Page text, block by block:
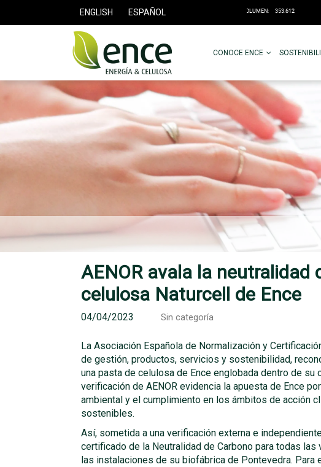
ENGLISH ESPAÑOL
CONOCE ENCE
AENOR avala la neutralidad
celulosa Naturcell de Ence
04/04/2023 Sin categoría
La Asociación Española de Normalización y
de gestión, productos, servicios y sostenibilidad,
una pasta de celulosa de Ence englobada dentro de
verificación de AENOR evidencia la apuesta de Ence
ambiental y el cumplimiento en los ámbitos de acción
sostenibles.
Así, sometida a una verificación externa e
certificado de la Neutralidad de Carbono para todas
las instalaciones de su biofábrica de Pontevedra. Para